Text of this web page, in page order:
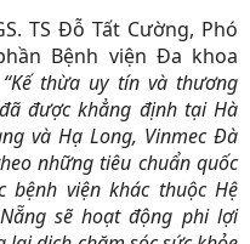
TS Đỗ Tất Cường, Phó
Bệnh viện Đa khoa
thừa uy tín và thương
được khẳng định tại Hà
và Hạ Long, Vinmec Đà
những tiêu chuẩn quốc
bệnh viện khác thuộc Hệ
sẽ hoạt động phi lợi